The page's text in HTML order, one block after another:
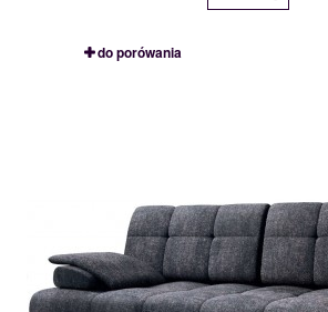
do porówania